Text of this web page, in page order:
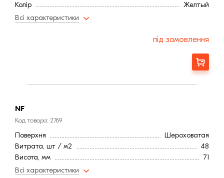
Колір
Желтый
Фактура
Всі характеристики
під замовлення
Замовити
NF
Код товара: 2769
Поверхня
Шероховатая
Витрата, шт / м2
48
Висота, мм
71
Довжина, мм
Всі характеристики